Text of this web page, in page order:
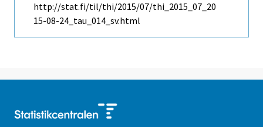
http://stat.fi/til/thi/2015/07/thi_2015_07_20
15-08-24_tau_014_sv.html